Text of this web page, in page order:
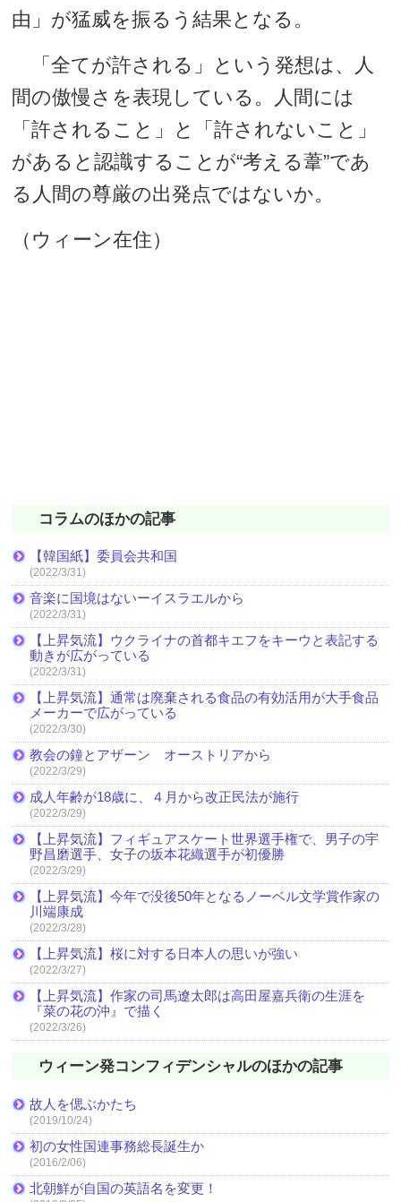
由」が猛威を振るう結果となる。
「全てが許される」という発想は、人
間の傲慢さを表現している。人間には
「許されること」と「許されないこと」
があると認識することが“考える葦”であ
る人間の尊厳の出発点ではないか。
（ウィーン在住）
コラムのほかの記事
【韓国紙】委員会共和国
(2022/3/31)
音楽に国境はないーイスラエルから
(2022/3/31)
【上昇気流】ウクライナの首都キエフをキーウと表記する
動きが広がっている
(2022/3/31)
【上昇気流】通常は廃棄される食品の有効活用が大手食品
メーカーで広がっている
(2022/3/30)
教会の鐘とアザーン オーストリアから
(2022/3/29)
成人年齢が18歳に、４月から改正民法が施行
(2022/3/29)
【上昇気流】フィギュアスケート世界選手権で、男子の宇
野昌磨選手、女子の坂本花織選手が初優勝
(2022/3/29)
【上昇気流】今年で没後50年となるノーベル文学賞作家の
川端康成
(2022/3/28)
【上昇気流】桜に対する日本人の思いが強い
(2022/3/27)
【上昇気流】作家の司馬遼太郎は高田屋嘉兵衛の生涯を
『菜の花の沖』で描く
(2022/3/26)
ウィーン発コンフィデンシャルのほかの記事
故人を偲ぶかたち
(2019/10/24)
初の女性国連事務総長誕生か
(2016/2/06)
北朝鮮が自国の英語名を変更！